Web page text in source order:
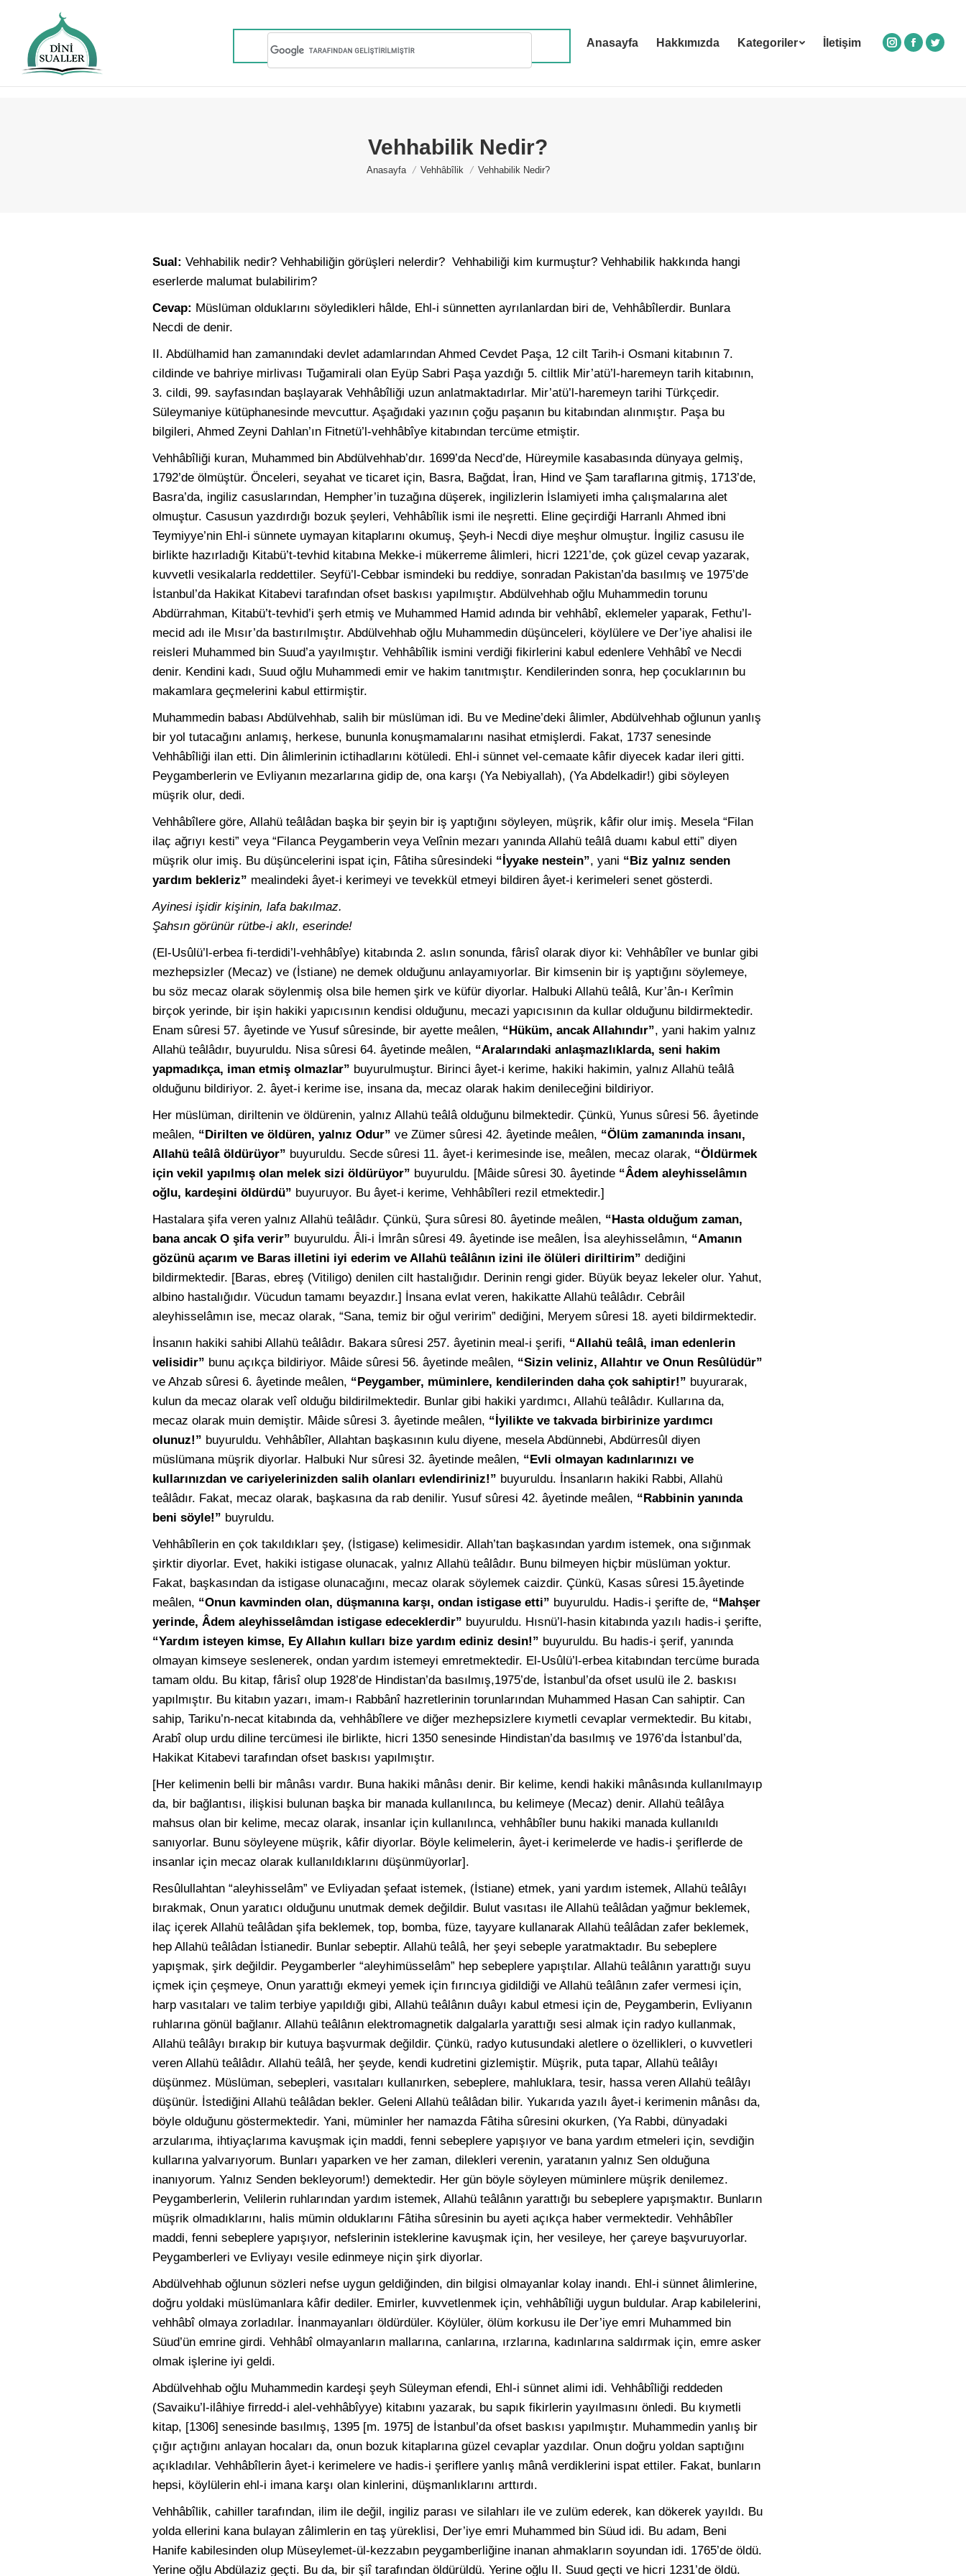
Anasayfa Hakkımızda Kategoriler İletişim
Instagram
Facebook
Vehhabilik Nedir?
You are here:
Anasayfa Vehhâbîlik Vehhabilik Nedir?
Sual: Vehhabilik nedir? Vehhabiliğin görüşleri nelerdir? Vehhabiliği kim kurmuştur? Vehhabilik hakkında hangi
eserlerde malumat bulabilirim?
Cevap: Müslüman olduklarını söyledikleri hâlde, Ehl-i sünnetten ayrılanlardan biri de, Vehhâbîlerdir. Bunlara
Necdi de denir.
II. Abdülhamid han zamanındaki devlet adamlarından Ahmed Cevdet Paşa, 12 cilt Tarih-i Osmani kitabının 7.
cildinde ve bahriye mirlivası Tuğamirali olan Eyüp Sabri Paşa yazdığı 5. ciltlik Mir’atü’l-haremeyn tarih kitabının,
3. cildi, 99. sayfasından başlayarak Vehhâbîliği uzun anlatmaktadırlar. Mir’atü’l-haremeyn tarihi Türkçedir.
Süleymaniye kütüphanesinde mevcuttur. Aşağıdaki yazının çoğu paşanın bu kitabından alınmıştır. Paşa bu
bilgileri, Ahmed Zeyni Dahlan’ın Fitnetü’l-vehhâbîye kitabından tercüme etmiştir.
Vehhâbîliği kuran, Muhammed bin Abdülvehhab’dır. 1699’da Necd’de, Hüreymile kasabasında dünyaya gelmiş,
1792’de ölmüştür. Önceleri, seyahat ve ticaret için, Basra, Bağdat, İran, Hind ve Şam taraflarına gitmiş, 1713’de,
Basra’da, ingiliz casuslarından, Hempher’in tuzağına düşerek, ingilizlerin İslamiyeti imha çalışmalarına alet
olmuştur. Casusun yazdırdığı bozuk şeyleri, Vehhâbîlik ismi ile neşretti. Eline geçirdiği Harranlı Ahmed ibni
Teymiyye’nin Ehl-i sünnete uymayan kitaplarını okumuş, Şeyh-i Necdi diye meşhur olmuştur. İngiliz casusu ile
birlikte hazırladığı Kitabü’t-tevhid kitabına Mekke-i mükerreme âlimleri, hicri 1221’de, çok güzel cevap yazarak,
kuvvetli vesikalarla reddettiler. Seyfü’l-Cebbar ismindeki bu reddiye, sonradan Pakistan’da basılmış ve 1975’de
İstanbul’da Hakikat Kitabevi tarafından ofset baskısı yapılmıştır. Abdülvehhab oğlu Muhammedin torunu
Abdürrahman, Kitabü’t-tevhid’i şerh etmiş ve Muhammed Hamid adında bir vehhâbî, eklemeler yaparak, Fethu’l-
mecid adı ile Mısır’da bastırılmıştır. Abdülvehhab oğlu Muhammedin düşünceleri, köylülere ve Der’iye ahalisi ile
reisleri Muhammed bin Suud’a yayılmıştır. Vehhâbîlik ismini verdiği fikirlerini kabul edenlere Vehhâbî ve Necdi
denir. Kendini kadı, Suud oğlu Muhammedi emir ve hakim tanıtmıştır. Kendilerinden sonra, hep çocuklarının bu
makamlara geçmelerini kabul ettirmiştir.
Muhammedin babası Abdülvehhab, salih bir müslüman idi. Bu ve Medine’deki âlimler, Abdülvehhab oğlunun yanlış
bir yol tutacağını anlamış, herkese, bununla konuşmamalarını nasihat etmişlerdi. Fakat, 1737 senesinde
Vehhâbîliği ilan etti. Din âlimlerinin ictihadlarını kötüledi. Ehl-i sünnet vel-cemaate kâfir diyecek kadar ileri gitti.
Peygamberlerin ve Evliyanın mezarlarına gidip de, ona karşı (Ya Nebiyallah), (Ya Abdelkadir!) gibi söyleyen
müşrik olur, dedi.
Vehhâbîlere göre, Allahü teâlâdan başka bir şeyin bir iş yaptığını söyleyen, müşrik, kâfir olur imiş. Mesela “Filan
ilaç ağrıyı kesti” veya “Filanca Peygamberin veya Velînin mezarı yanında Allahü teâlâ duamı kabul etti” diyen
müşrik olur imiş. Bu düşüncelerini ispat için, Fâtiha sûresindeki “İyyake nestein”, yani “Biz yalnız senden
yardım bekleriz” mealindeki âyet-i kerimeyi ve tevekkül etmeyi bildiren âyet-i kerimeleri senet gösterdi.
Ayinesi işidir kişinin, lafa bakılmaz.
Şahsın görünür rütbe-i aklı, eserinde!
(El-Usûlü’l-erbea fi-terdidi’l-vehhâbîye) kitabında 2. aslın sonunda, fârisî olarak diyor ki: Vehhâbîler ve bunlar gibi
mezhepsizler (Mecaz) ve (İstiane) ne demek olduğunu anlayamıyorlar. Bir kimsenin bir iş yaptığını söylemeye,
bu söz mecaz olarak söylenmiş olsa bile hemen şirk ve küfür diyorlar. Halbuki Allahü teâlâ, Kur’ân-ı Kerîmin
birçok yerinde, bir işin hakiki yapıcısının kendisi olduğunu, mecazi yapıcısının da kullar olduğunu bildirmektedir.
Enam sûresi 57. âyetinde ve Yusuf sûresinde, bir ayette meâlen, “Hüküm, ancak Allahındır”, yani hakim yalnız
Allahü teâlâdır, buyuruldu. Nisa sûresi 64. âyetinde meâlen, “Aralarındaki anlaşmazlıklarda, seni hakim
yapmadıkça, iman etmiş olmazlar” buyurulmuştur. Birinci âyet-i kerime, hakiki hakimin, yalnız Allahü teâlâ
olduğunu bildiriyor. 2. âyet-i kerime ise, insana da, mecaz olarak hakim denileceğini bildiriyor.
Her müslüman, diriltenin ve öldürenin, yalnız Allahü teâlâ olduğunu bilmektedir. Çünkü, Yunus sûresi 56. âyetinde
meâlen, “Dirilten ve öldüren, yalnız Odur” ve Zümer sûresi 42. âyetinde meâlen, “Ölüm zamanında insanı,
Allahü teâlâ öldürüyor” buyuruldu. Secde sûresi 11. âyet-i kerimesinde ise, meâlen, mecaz olarak, “Öldürmek
için vekil yapılmış olan melek sizi öldürüyor” buyuruldu. [Mâide sûresi 30. âyetinde “Âdem aleyhisselâmın
oğlu, kardeşini öldürdü” buyuruyor. Bu âyet-i kerime, Vehhâbîleri rezil etmektedir.]
Hastalara şifa veren yalnız Allahü teâlâdır. Çünkü, Şura sûresi 80. âyetinde meâlen, “Hasta olduğum zaman,
bana ancak O şifa verir” buyuruldu. Âli-i İmrân sûresi 49. âyetinde ise meâlen, İsa aleyhisselâmın, “Amanın
gözünü açarım ve Baras illetini iyi ederim ve Allahü teâlânın izini ile ölüleri diriltirim” dediğini
bildirmektedir. [Baras, ebreş (Vitiligo) denilen cilt hastalığıdır. Derinin rengi gider. Büyük beyaz lekeler olur. Yahut,
albino hastalığıdır. Vücudun tamamı beyazdır.] İnsana evlat veren, hakikatte Allahü teâlâdır. Cebrâil
aleyhisselâmın ise, mecaz olarak, “Sana, temiz bir oğul veririm” dediğini, Meryem sûresi 18. ayeti bildirmektedir.
İnsanın hakiki sahibi Allahü teâlâdır. Bakara sûresi 257. âyetinin meal-i şerifi, “Allahü teâlâ, iman edenlerin
velisidir” bunu açıkça bildiriyor. Mâide sûresi 56. âyetinde meâlen, “Sizin veliniz, Allahtır ve Onun Resûlüdür”
ve Ahzab sûresi 6. âyetinde meâlen, “Peygamber, müminlere, kendilerinden daha çok sahiptir!” buyurarak,
kulun da mecaz olarak velî olduğu bildirilmektedir. Bunlar gibi hakiki yardımcı, Allahü teâlâdır. Kullarına da,
mecaz olarak muin demiştir. Mâide sûresi 3. âyetinde meâlen, “İyilikte ve takvada birbirinize yardımcı
olunuz!” buyuruldu. Vehhâbîler, Allahtan başkasının kulu diyene, mesela Abdünnebi, Abdürresûl diyen
müslümana müşrik diyorlar. Halbuki Nur sûresi 32. âyetinde meâlen, “Evli olmayan kadınlarınızı ve
kullarınızdan ve cariyelerinizden salih olanları evlendiriniz!” buyuruldu. İnsanların hakiki Rabbi, Allahü
teâlâdır. Fakat, mecaz olarak, başkasına da rab denilir. Yusuf sûresi 42. âyetinde meâlen, “Rabbinin yanında
beni söyle!” buyruldu.
Vehhâbîlerin en çok takıldıkları şey, (İstigase) kelimesidir. Allah’tan başkasından yardım istemek, ona sığınmak
şirktir diyorlar. Evet, hakiki istigase olunacak, yalnız Allahü teâlâdır. Bunu bilmeyen hiçbir müslüman yoktur.
Fakat, başkasından da istigase olunacağını, mecaz olarak söylemek caizdir. Çünkü, Kasas sûresi 15.âyetinde
meâlen, “Onun kavminden olan, düşmanına karşı, ondan istigase etti” buyuruldu. Hadis-i şerifte de, “Mahşer
yerinde, Âdem aleyhisselâmdan istigase edeceklerdir” buyuruldu. Hısnü’l-hasin kitabında yazılı hadis-i şerifte,
“Yardım isteyen kimse, Ey Allahın kulları bize yardım ediniz desin!” buyuruldu. Bu hadis-i şerif, yanında
olmayan kimseye seslenerek, ondan yardım istemeyi emretmektedir. El-Usûlü’l-erbea kitabından tercüme burada
tamam oldu. Bu kitap, fârisî olup 1928’de Hindistan’da basılmış,1975’de, İstanbul’da ofset usulü ile 2. baskısı
yapılmıştır. Bu kitabın yazarı, imam-ı Rabbânî hazretlerinin torunlarından Muhammed Hasan Can sahiptir. Can
sahip, Tariku’n-necat kitabında da, vehhâbîlere ve diğer mezhepsizlere kıymetli cevaplar vermektedir. Bu kitabı,
Arabî olup urdu diline tercümesi ile birlikte, hicri 1350 senesinde Hindistan’da basılmış ve 1976’da İstanbul’da,
Hakikat Kitabevi tarafından ofset baskısı yapılmıştır.
[Her kelimenin belli bir mânâsı vardır. Buna hakiki mânâsı denir. Bir kelime, kendi hakiki mânâsında kullanılmayıp
da, bir bağlantısı, ilişkisi bulunan başka bir manada kullanılınca, bu kelimeye (Mecaz) denir. Allahü teâlâya
mahsus olan bir kelime, mecaz olarak, insanlar için kullanılınca, vehhâbîler bunu hakiki manada kullanıldı
sanıyorlar. Bunu söyleyene müşrik, kâfir diyorlar. Böyle kelimelerin, âyet-i kerimelerde ve hadis-i şeriflerde de
insanlar için mecaz olarak kullanıldıklarını düşünmüyorlar].
Resûlullahtan “aleyhisselâm” ve Evliyadan şefaat istemek, (İstiane) etmek, yani yardım istemek, Allahü teâlâyı
bırakmak, Onun yaratıcı olduğunu unutmak demek değildir. Bulut vasıtası ile Allahü teâlâdan yağmur beklemek,
ilaç içerek Allahü teâlâdan şifa beklemek, top, bomba, füze, tayyare kullanarak Allahü teâlâdan zafer beklemek,
hep Allahü teâlâdan İstianedir. Bunlar sebeptir. Allahü teâlâ, her şeyi sebeple yaratmaktadır. Bu sebeplere
yapışmak, şirk değildir. Peygamberler “aleyhimüsselâm” hep sebeplere yapıştılar. Allahü teâlânın yarattığı suyu
içmek için çeşmeye, Onun yarattığı ekmeyi yemek için fırıncıya gidildiği ve Allahü teâlânın zafer vermesi için,
harp vasıtaları ve talim terbiye yapıldığı gibi, Allahü teâlânın duâyı kabul etmesi için de, Peygamberin, Evliyanın
ruhlarına gönül bağlanır. Allahü teâlânın elektromagnetik dalgalarla yarattığı sesi almak için radyo kullanmak,
Allahü teâlâyı bırakıp bir kutuya başvurmak değildir. Çünkü, radyo kutusundaki aletlere o özellikleri, o kuvvetleri
veren Allahü teâlâdır. Allahü teâlâ, her şeyde, kendi kudretini gizlemiştir. Müşrik, puta tapar, Allahü teâlâyı
düşünmez. Müslüman, sebepleri, vasıtaları kullanırken, sebeplere, mahluklara, tesir, hassa veren Allahü teâlâyı
düşünür. İstediğini Allahü teâlâdan bekler. Geleni Allahü teâlâdan bilir. Yukarıda yazılı âyet-i kerimenin mânâsı da,
böyle olduğunu göstermektedir. Yani, müminler her namazda Fâtiha sûresini okurken, (Ya Rabbi, dünyadaki
arzularıma, ihtiyaçlarıma kavuşmak için maddi, fenni sebeplere yapışıyor ve bana yardım etmeleri için, sevdiğin
kullarına yalvarıyorum. Bunları yaparken ve her zaman, dilekleri verenin, yaratanın yalnız Sen olduğuna
inanıyorum. Yalnız Senden bekleyorum!) demektedir. Her gün böyle söyleyen müminlere müşrik denilemez.
Peygamberlerin, Velilerin ruhlarından yardım istemek, Allahü teâlânın yarattığı bu sebeplere yapışmaktır. Bunların
müşrik olmadıklarını, halis mümin olduklarını Fâtiha sûresinin bu ayeti açıkça haber vermektedir. Vehhâbîler
maddi, fenni sebeplere yapışıyor, nefslerinin isteklerine kavuşmak için, her vesileye, her çareye başvuruyorlar.
Peygamberleri ve Evliyayı vesile edinmeye niçin şirk diyorlar.
Abdülvehhab oğlunun sözleri nefse uygun geldiğinden, din bilgisi olmayanlar kolay inandı. Ehl-i sünnet âlimlerine,
doğru yoldaki müslümanlara kâfir dediler. Emirler, kuvvetlenmek için, vehhâbîliği uygun buldular. Arap kabilelerini,
vehhâbî olmaya zorladılar. İnanmayanları öldürdüler. Köylüler, ölüm korkusu ile Der’iye emri Muhammed bin
Süud’ün emrine girdi. Vehhâbî olmayanların mallarına, canlarına, ırzlarına, kadınlarına saldırmak için, emre asker
olmak işlerine iyi geldi.
Abdülvehhab oğlu Muhammedin kardeşi şeyh Süleyman efendi, Ehl-i sünnet alimi idi. Vehhâbîliği reddeden
(Savaiku’l-ilâhiye firredd-i alel-vehhâbîyye) kitabını yazarak, bu sapık fikirlerin yayılmasını önledi. Bu kıymetli
kitap, [1306] senesinde basılmış, 1395 [m. 1975] de İstanbul’da ofset baskısı yapılmıştır. Muhammedin yanlış bir
çığır açtığını anlayan hocaları da, onun bozuk kitaplarına güzel cevaplar yazdılar. Onun doğru yoldan saptığını
açıkladılar. Vehhâbîlerin âyet-i kerimelere ve hadis-i şeriflere yanlış mânâ verdiklerini ispat ettiler. Fakat, bunların
hepsi, köylülerin ehl-i imana karşı olan kinlerini, düşmanlıklarını arttırdı.
Vehhâbîlik, cahiller tarafından, ilim ile değil, ingiliz parası ve silahları ile ve zulüm ederek, kan dökerek yayıldı. Bu
yolda ellerini kana bulayan zâlimlerin en taş yüreklisi, Der’iye emri Muhammed bin Süud idi. Bu adam, Beni
Hanife kabilesinden olup Müseylemet-ül-kezzabın peygamberliğine inanan ahmakların soyundan idi. 1765’de öldü.
Yerine oğlu Abdülaziz geçti. Bu da, bir şiî tarafından öldürüldü. Yerine oğlu II. Suud geçti ve hicri 1231’de öldü.